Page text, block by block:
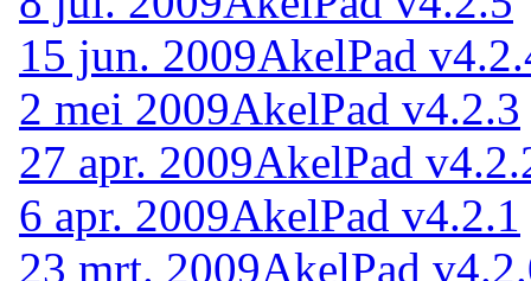
15 jun. 2009AkelPad
2 mei 2009AkelPad v4.2.3
27 apr. 2009AkelPad
6 apr. 2009AkelPad v4.2.1
23 mrt. 2009AkelPad